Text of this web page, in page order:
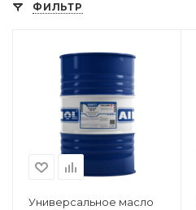
ФИЛЬТР
Универсальное масло